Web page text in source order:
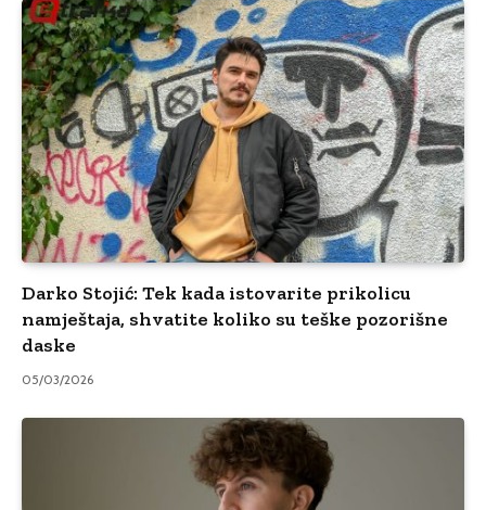
Darko Stojić: Tek kada istovarite prikolicu
namještaja, shvatite koliko su teške pozorišne
daske
05/03/2026